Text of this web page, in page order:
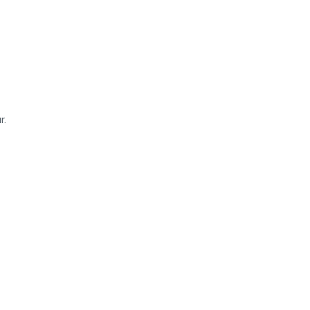
ile yeniden sahnede.
yıllar sonra yeniden canlı
Melankoli, zarafet ve
rock sahnesine yeni bir
sound’u, onları her
Leads to This gibi albümler,
Bir yanda geçmişin
saklı tutar.